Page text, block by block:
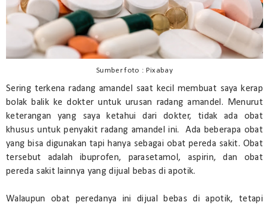
Sumber foto : Pixabay
Sering terkena radang amandel saat kecil membuat saya kerap
bolak balik ke dokter untuk urusan radang amandel. Menurut
keterangan yang saya ketahui dari dokter, tidak ada obat
khusus untuk penyakit radang amandel ini. Ada beberapa obat
yang bisa digunakan tapi hanya sebagai obat pereda sakit. Obat
tersebut adalah ibuprofen, parasetamol, aspirin, dan obat
pereda sakit lainnya yang dijual bebas di apotik.
Walaupun obat peredanya ini dijual bebas di apotik, tetapi